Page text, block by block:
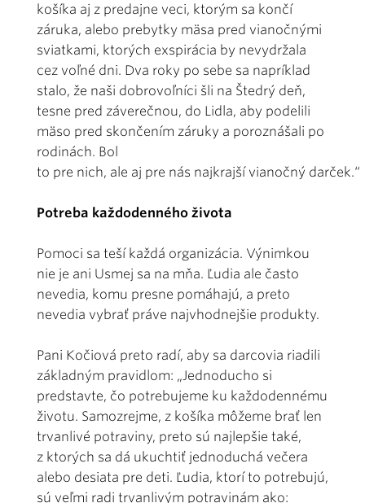
košíka aj z predajne veci, ktorým sa končí
záruka, alebo prebytky mäsa pred vianočnými
sviatkami, ktorých exspirácia by nevydržala
cez voľné dni. Dva roky po sebe sa napríklad
stalo, že naši dobrovoľníci šli na Štedrý deň,
tesne pred záverečnou, do Lidla, aby podelili
mäso pred skončením záruky a poroznášali po
rodinách. Bol
to pre nich, ale aj pre nás najkrajší vianočný darček.“
Potreba každodenného života
Pomoci sa teší každá organizácia. Výnimkou
nie je ani Usmej sa na mňa. Ľudia ale často
nevedia, komu presne pomáhajú, a preto
nevedia vybrať práve najvhodnejšie produkty.
Pani Kočiová preto radí, aby sa darcovia riadili
základným pravidlom: „Jednoducho si
predstavte, čo potrebujeme ku každodennému
životu. Samozrejme, z košíka môžeme brať len
trvanlivé potraviny, preto sú najlepšie také,
z ktorých sa dá ukuchtiť jednoduchá večera
alebo desiata pre deti. Ľudia, ktorí to potrebujú,
sú veľmi radi trvanlivým potravinám ako: